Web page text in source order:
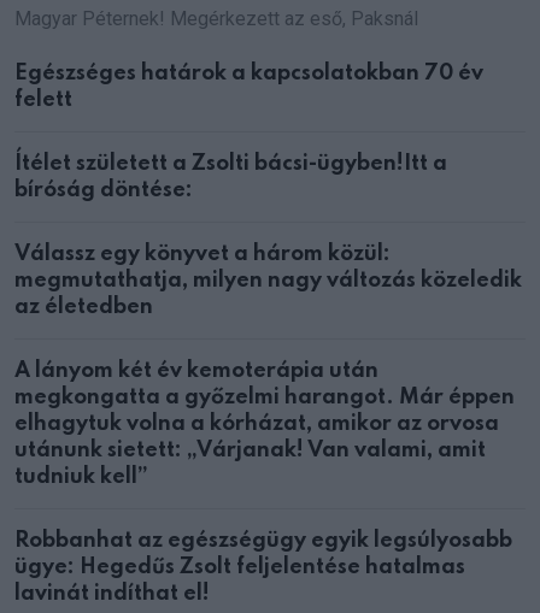
Magyar Péternek! Megérkezett az eső, Paksnál
Egészséges határok a kapcsolatokban 70 év
felett
Ítélet született a Zsolti bácsi-ügyben!Itt a
bíróság döntése:
Válassz egy könyvet a három közül:
megmutathatja, milyen nagy változás közeledik
az életedben
A lányom két év kemoterápia után
megkongatta a győzelmi harangot. Már éppen
elhagytuk volna a kórházat, amikor az orvosa
utánunk sietett: „Várjanak! Van valami, amit
tudniuk kell”
Robbanhat az egészségügy egyik legsúlyosabb
ügye: Hegedűs Zsolt feljelentése hatalmas
lavinát indíthat el!